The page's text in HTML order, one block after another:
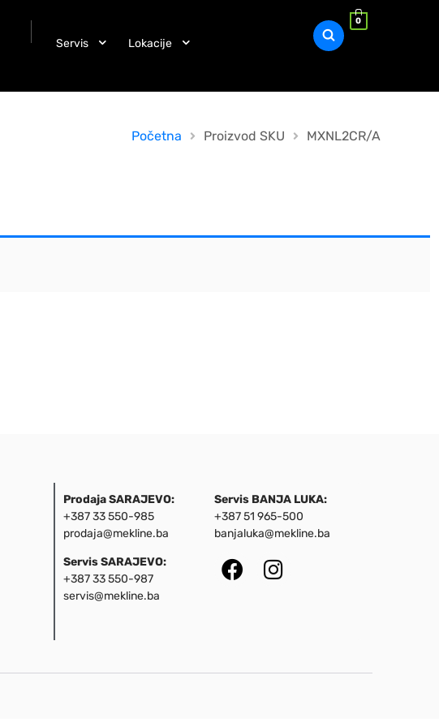
Servis Lokacije
0
Početna Proizvod SKU MXNL2CR/A
Prodaja SARAJEVO:
+387 33 550-985
prodaja@mekline.ba
Servis SARAJEVO:
+387 33 550-987
servis@mekline.ba
Servis BANJA LUKA:
+387 51 965-500
banjaluka@mekline.ba